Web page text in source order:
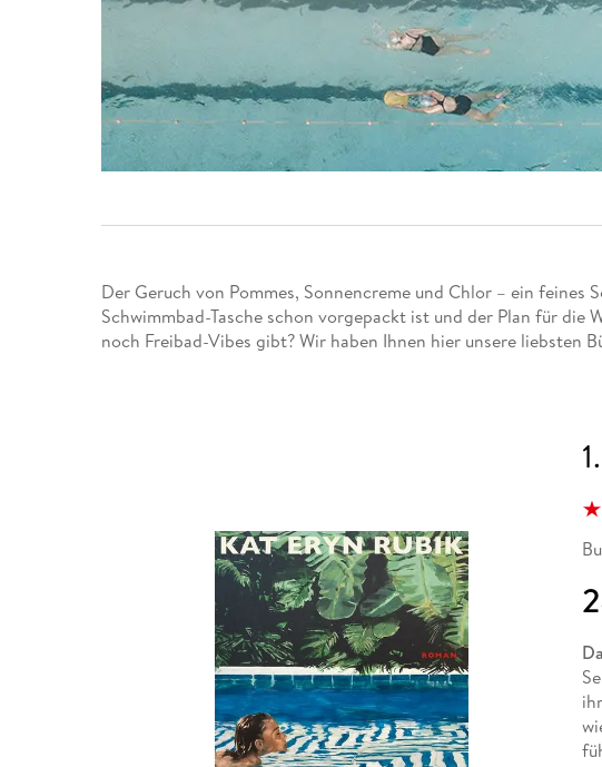
Leseempfehlung
büchermenschen
Top Autor:innen
Top Serien
Kinderbücher
Kochen & Backen
Krimis & Thriller
Manga
eBook Abonnement
Romane
Sachbücher
Geräte im Vergleich
Westermann Lernhilfen
Klett Lernhilfen
Duden Shop
Kinder- &
Krimis & Thriller
Romane
Hörspiele
Hörbuchsprecher:innen
Puzzles & Puzzlezubehör
Schule & Lernen
Sprachkalender
Kugelschreiber
Der Geruch von Pommes, Sonnencreme und Chlor – ein
Schwimmbad-Tasche schon vorgepackt ist und der Plan für die
noch Freibad-Vibes gibt? Wir haben Ihnen hier unsere liebsten